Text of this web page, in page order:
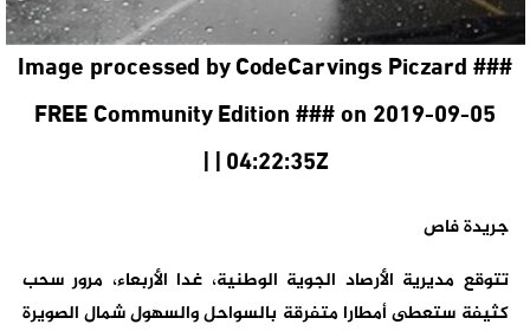
Image processed by CodeCarvings Piczard ###
FREE Community Edition ### on 2019-09-05
04:22:35Z | |
جريدة فاص
تتوقع مديرية الأرصاد الجوية الوطنية، غدا الأربعاء، مرور سحب
كثيفة ستعطى أمطارا متفرقة بالسواحل والسهول شمال الصويرة